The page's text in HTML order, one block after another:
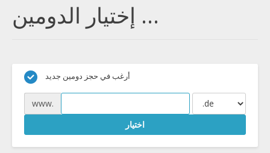
إختيار الدومين ...
أرغب في حجز دومين جديد
www.
اختيار